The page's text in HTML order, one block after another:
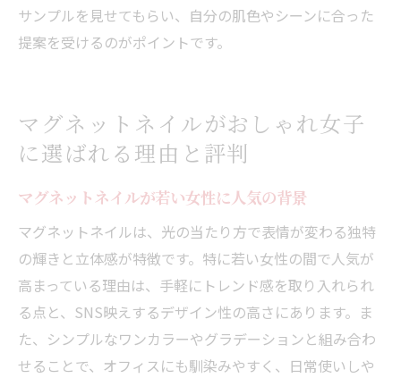
サンプルを見せてもらい、自分の肌色やシーンに合った
提案を受けるのがポイントです。
マグネットネイルがおしゃれ女子
に選ばれる理由と評判
マグネットネイルが若い女性に人気の背景
マグネットネイルは、光の当たり方で表情が変わる独特
の輝きと立体感が特徴です。特に若い女性の間で人気が
高まっている理由は、手軽にトレンド感を取り入れられ
る点と、SNS映えするデザイン性の高さにあります。ま
た、シンプルなワンカラーやグラデーションと組み合わ
せることで、オフィスにも馴染みやすく、日常使いしや